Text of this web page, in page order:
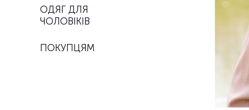
ОДЯГ ДЛЯ
ЧОЛОВІКІВ
ПОКУПЦЯМ